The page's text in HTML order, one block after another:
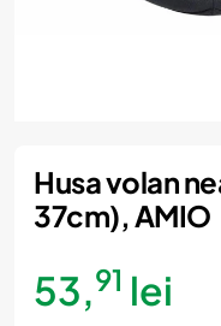
Husa volan
37cm), AMIO
53,91 lei